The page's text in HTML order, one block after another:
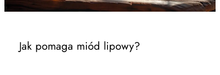
Jak pomaga miód lipowy?